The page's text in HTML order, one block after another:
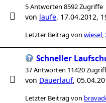
5 Antworten 8592 Zugriffe
von laufe, 17.04.2012,
Letzter Beitrag von wiesel,
Schneller
37 Antworten 11420
von Dauerlauf,
Letzter Beitrag von